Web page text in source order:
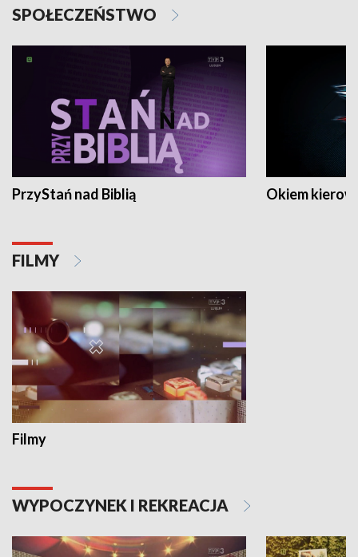
SPOŁECZEŃSTWO
PrzyStań nad Biblią Okiem
FILMY
Filmy
WYPOCZYNEK I REKREACJA